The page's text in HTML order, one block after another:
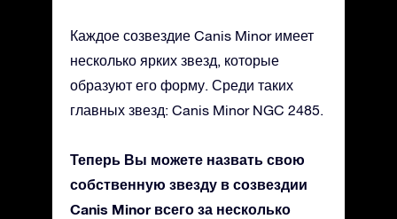
Каждое созвездие Canis Minor имеет
несколько ярких звезд, которые
образуют его форму. Среди таких
главных звезд: Canis Minor NGC 2485.
Теперь Вы можете назвать свою
собственную звезду в созвездии
Canis Minor всего за несколько